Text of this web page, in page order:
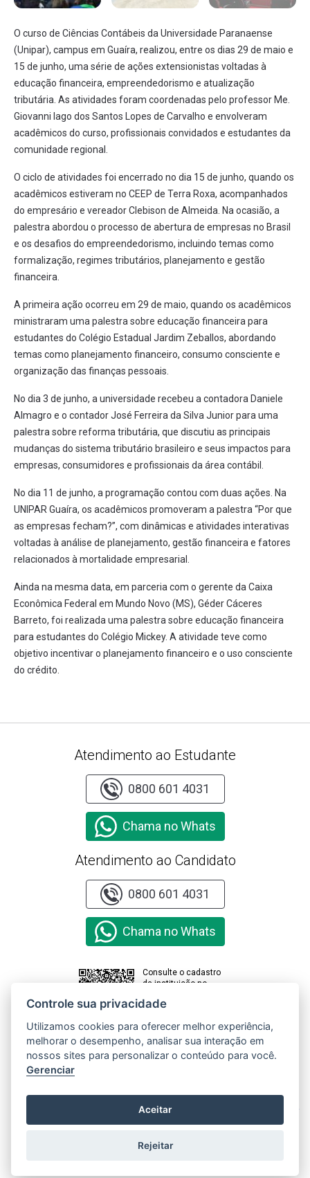
O curso de Ciências Contábeis da Universidade Paranaense
(Unipar), campus em Guaíra, realizou, entre os dias 29 de maio e
15 de junho, uma série de ações extensionistas voltadas à
educação financeira, empreendedorismo e atualização
tributária. As atividades foram coordenadas pelo professor Me.
Giovanni Iago dos Santos Lopes de Carvalho e envolveram
acadêmicos do curso, profissionais convidados e estudantes da
comunidade regional.
O ciclo de atividades foi encerrado no dia 15 de junho, quando os
acadêmicos estiveram no CEEP de Terra Roxa, acompanhados
do empresário e vereador Clebison de Almeida. Na ocasião, a
palestra abordou o processo de abertura de empresas no Brasil
e os desafios do empreendedorismo, incluindo temas como
formalização, regimes tributários, planejamento e gestão
financeira.
A primeira ação ocorreu em 29 de maio, quando os acadêmicos
ministraram uma palestra sobre educação financeira para
estudantes do Colégio Estadual Jardim Zeballos, abordando
temas como planejamento financeiro, consumo consciente e
organização das finanças pessoais.
No dia 3 de junho, a universidade recebeu a contadora Daniele
Almagro e o contador José Ferreira da Silva Junior para uma
palestra sobre reforma tributária, que discutiu as principais
mudanças do sistema tributário brasileiro e seus impactos para
empresas, consumidores e profissionais da área contábil.
No dia 11 de junho, a programação contou com duas ações. Na
UNIPAR Guaíra, os acadêmicos promoveram a palestra “Por que
as empresas fecham?”, com dinâmicas e atividades interativas
voltadas à análise de planejamento, gestão financeira e fatores
relacionados à mortalidade empresarial.
Ainda na mesma data, em parceria com o gerente da Caixa
Econômica Federal em Mundo Novo (MS), Géder Cáceres
Barreto, foi realizada uma palestra sobre educação financeira
para estudantes do Colégio Mickey. A atividade teve como
objetivo incentivar o planejamento financeiro e o uso consciente
do crédito.
Atendimento ao Estudante
0800 601 4031
Chama no Whats
Atendimento ao Candidato
0800 601 4031
Chama no Whats
Consulte o cadastro
da instituição no
Clique aqui e
acesse o
Salarial de
Copyright © 2000 - 2026 Universidade Paranaense. Todos os direitos
Controle sua privacidade
Utilizamos cookies para oferecer melhor experiência,
melhorar o desempenho, analisar sua interação em
nossos sites para personalizar o conteúdo para você.
Gerenciar
Aceitar
Rejeitar